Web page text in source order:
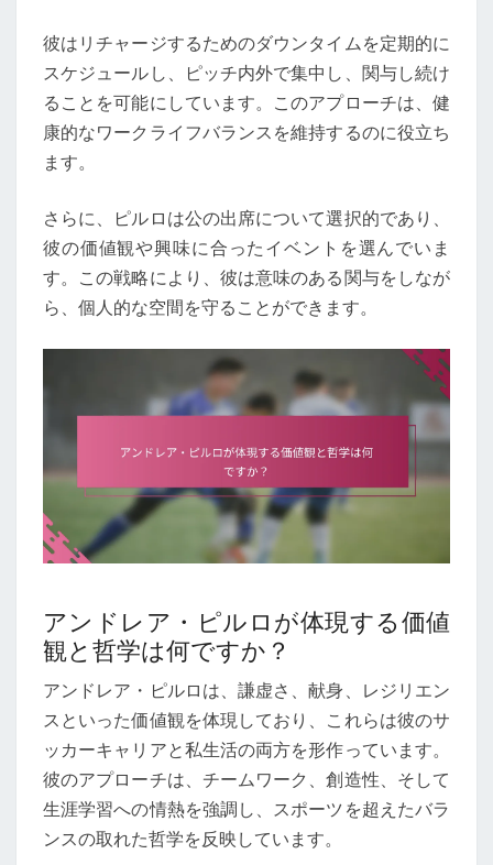
彼はリチャージするためのダウンタイムを定期的に
スケジュールし、ピッチ内外で集中し、関与し続け
ることを可能にしています。このアプローチは、健
康的なワークライフバランスを維持するのに役立ち
ます。
さらに、ピルロは公の出席について選択的であり、
彼の価値観や興味に合ったイベントを選んでいま
す。この戦略により、彼は意味のある関与をしなが
ら、個人的な空間を守ることができます。
アンドレア・ピルロが体現する価値
観と哲学は何ですか？
アンドレア・ピルロは、謙虚さ、献身、レジリエン
スといった価値観を体現しており、これらは彼のサ
ッカーキャリアと私生活の両方を形作っています。
彼のアプローチは、チームワーク、創造性、そして
生涯学習への情熱を強調し、スポーツを超えたバラ
ンスの取れた哲学を反映しています。